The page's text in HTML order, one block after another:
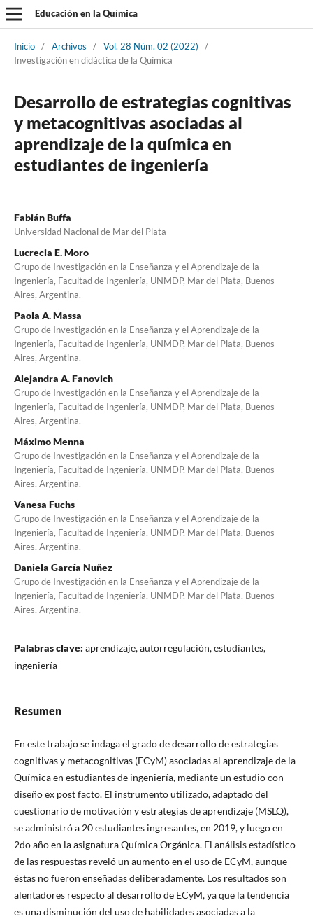
Educación en la Química
Inicio / Archivos / Vol. 28 Núm. 02 (2022)
/
Investigación en didáctica de la Química
Desarrollo de estrategias cognitivas
y metacognitivas asociadas al
aprendizaje de la química en
estudiantes de ingeniería
Fabián Buffa
Universidad Nacional de Mar del Plata
Lucrecia E. Moro
Grupo de Investigación en la Enseñanza y el Aprendizaje de la
Ingeniería, Facultad de Ingeniería, UNMDP, Mar del Plata, Buenos
Aires, Argentina.
Paola A. Massa
Grupo de Investigación en la Enseñanza y el Aprendizaje de la
Ingeniería, Facultad de Ingeniería, UNMDP, Mar del Plata, Buenos
Aires, Argentina.
Alejandra A. Fanovich
Grupo de Investigación en la Enseñanza y el Aprendizaje de la
Ingeniería, Facultad de Ingeniería, UNMDP, Mar del Plata, Buenos
Aires, Argentina.
Máximo Menna
Grupo de Investigación en la Enseñanza y el Aprendizaje de la
Ingeniería, Facultad de Ingeniería, UNMDP, Mar del Plata, Buenos
Aires, Argentina.
Vanesa Fuchs
Grupo de Investigación en la Enseñanza y el Aprendizaje de la
Ingeniería, Facultad de Ingeniería, UNMDP, Mar del Plata, Buenos
Aires, Argentina.
Daniela García Nuñez
Grupo de Investigación en la Enseñanza y el Aprendizaje de la
Ingeniería, Facultad de Ingeniería, UNMDP, Mar del Plata, Buenos
Aires, Argentina.
Palabras clave: aprendizaje, autorregulación, estudiantes,
ingeniería
Resumen
En este trabajo se indaga el grado de desarrollo de estrategias
cognitivas y metacognitivas (ECyM) asociadas al aprendizaje de la
Química en estudiantes de ingeniería, mediante un estudio con
diseño ex post facto. El instrumento utilizado, adaptado del
cuestionario de motivación y estrategias de aprendizaje (MSLQ),
se administró a 20 estudiantes ingresantes, en 2019, y luego en
2do año en la asignatura Química Orgánica. El análisis estadístico
de las respuestas reveló un aumento en el uso de ECyM, aunque
éstas no fueron enseñadas deliberadamente. Los resultados son
alentadores respecto al desarrollo de ECyM, ya que la tendencia
es una disminución del uso de habilidades asociadas a la